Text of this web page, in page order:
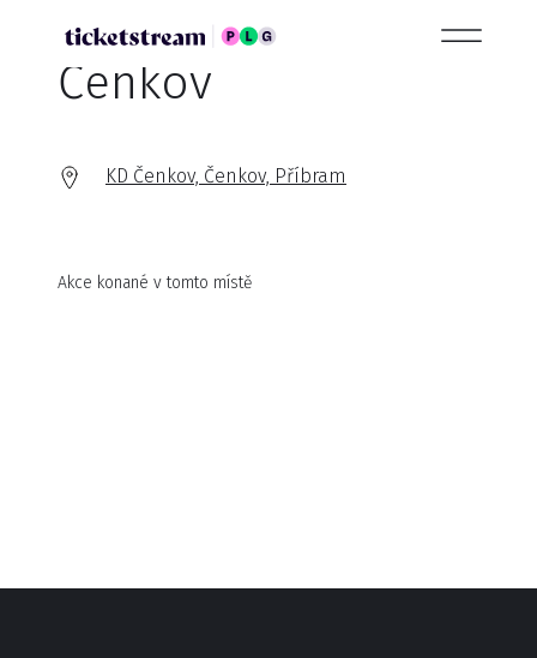
Čenkov
KD Čenkov, Čenkov, Příbram
Akce konané v tomto místě